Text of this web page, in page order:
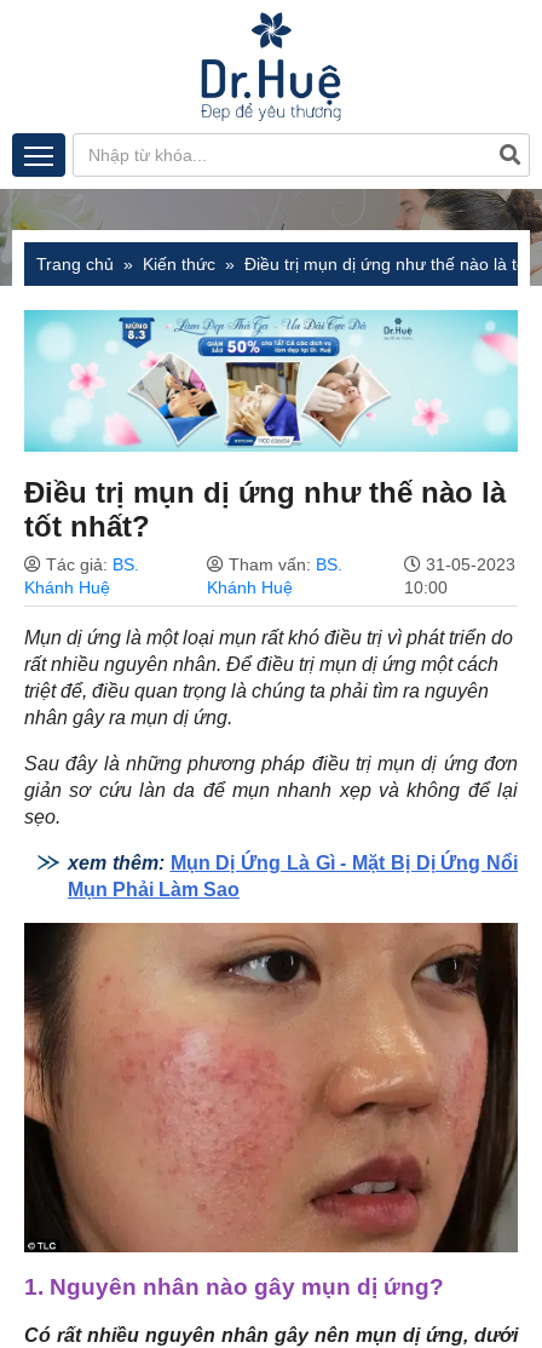
Trang chủ Kiến thức Điều trị mụn dị ứng như thế nào là tốt
Điều trị mụn dị ứng như thế nào là
tốt nhất?
Tác giả: BS.
Khánh Huệ
Tham vấn: BS.
Khánh Huệ
31-05-2023
10:00
Mụn dị ứng là một loại mụn rất khó điều trị vì phát triển do
rất nhiều nguyên nhân. Để điều trị mụn dị ứng một cách
triệt để, điều quan trọng là chúng ta phải tìm ra nguyên
nhân gây ra mụn dị ứng.
Sau đây là những phương pháp điều trị mụn dị ứng đơn
giản sơ cứu làn da để mụn nhanh xẹp và không để lại
sẹo.
xem thêm: Mụn Dị Ứng Là Gì - Mặt Bị Dị Ứng Nổi
Mụn Phải Làm Sao
1. Nguyên nhân nào gây mụn dị ứng?
Có rất nhiều nguyên nhân gây nên mụn dị ứng, dưới